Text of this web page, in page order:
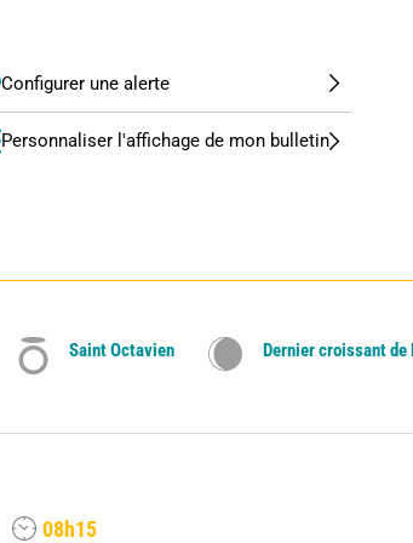
Configurer une alerte
Personnaliser l'affichage de mon bulletin
Saint Octavien Dernier croissant de
08h15